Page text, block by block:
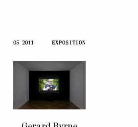
05 2011 EXPOSITION